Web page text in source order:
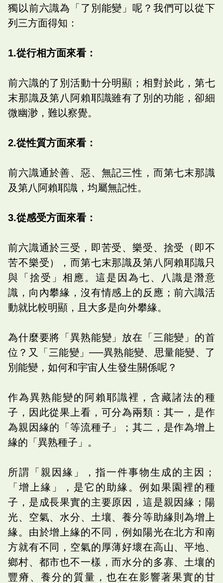
獨以前六識為「了別能變」呢？我們可以從下
列三方面得知：
1.從行相方面來看：
前六識的了別活動十分明顯；相對於此，第七
末那識及第八阿賴耶識雖有了別的功能，卻細
微幽渺，難以察覺。
2.從性質方面來看：
前六識通於善、惡、無記三性，而第七末那識
及第八阿賴耶識，均屬無記性。
3.從感受方面來看：
前六識通於三受，即苦受、樂受、捨受（即不
苦不樂受），而第七末那識及第八阿賴耶識只
與「捨受」相應。這是因為七、八識是潛意
識，向內攀緣，沒有情感上的反應；前六識活
動就比較明顯，且大多是向外攀緣。
為什麼要將「異熟能變」放在「三能變」的首
位？又「三能變」──異熟能變、思量能變、了
別能變，如何和宇宙人生發生關係呢？
作為異熟能變的阿賴耶識裡，含藏諸法的種
子，因此從果上看，可分為兩類：其一，是作
為親因緣的「等流種子」；其二，是作為增上
緣的「異熟種子」。
所謂「親因緣」，指一件事物生成的主因；
「增上緣」，是它的助緣。例如果園裡的種
子，是成長果實的主要原因，這是親因緣；陽
光、空氣、水分、土壤、養分等助緣則為增上
緣。由於增上緣的不同，例如陽光在北方和南
方就有不同，空氣的厚薄好壞在高山、平地、
鄉村、都市也不一樣，而水分的多寡、土壤的
豐瘠、養分的質量，也在在影響著果實的甘